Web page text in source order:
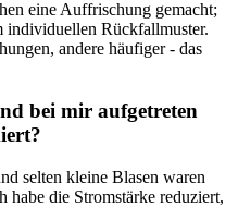
eine Auffrischung gemacht;
individuellen Rückfallmuster.
andere häufiger -‌ das
bei mir aufgetreten
selten kleine Blasen waren
habe die Stromstärke reduziert,